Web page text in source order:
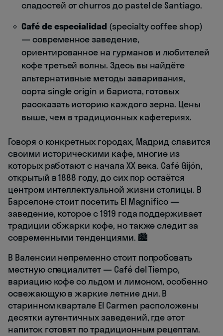
сладостей от churros до pastel de Santiago.
Café de especialidad (specialty coffee shop)
— современное заведение,
ориентированное на гурманов и любителей
кофе третьей волны. Здесь вы найдёте
альтернативные методы заваривания,
сорта single origin и бариста, готовых
рассказать историю каждого зерна. Цены
выше, чем в традиционных кафетериях.
Говоря о конкретных городах, Мадрид славится
своими историческими кафе, многие из
которых работают с начала XX века. Café Gijón,
открытый в 1888 году, до сих пор остаётся
центром интеллектуальной жизни столицы. В
Барселоне стоит посетить El Magnifico —
заведение, которое с 1919 года поддерживает
традиции обжарки кофе, но также следит за
современными тенденциями. 🏙️
В Валенсии непременно стоит попробовать
местную специалитет — Café del Tiempo,
вариацию кофе со льдом и лимоном, особенно
освежающую в жаркие летние дни. В
старинном квартале El Carmen расположены
десятки аутентичных заведений, где этот
напиток готовят по традиционным рецептам.